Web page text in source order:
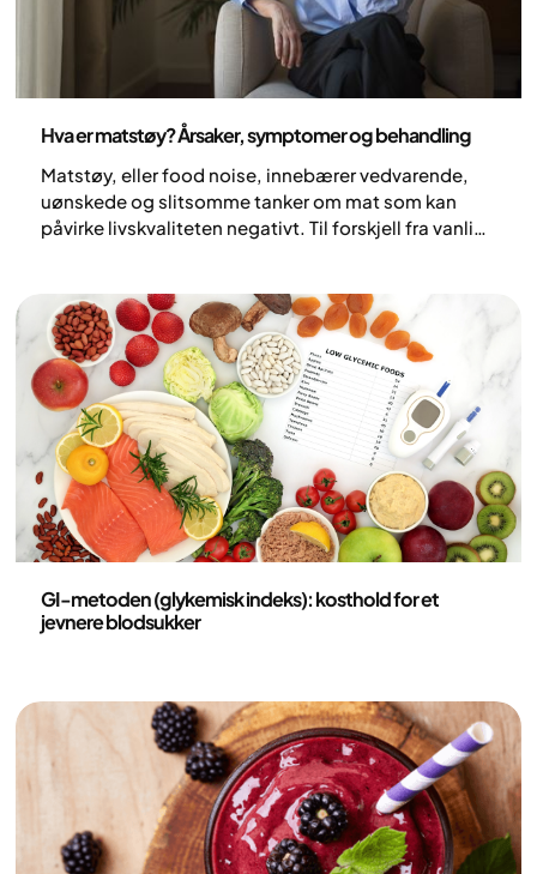
Hva er matstøy? Årsaker, symptomer og behandling
Matstøy, eller food noise, innebærer vedvarende,
uønskede og slitsomme tanker om mat som kan
påvirke livskvaliteten negativt. Til forskjell fra vanlige
sug som regler, tider og kontroll. Matstøy er et
relativt nytt begrep innen forskningen og setter ord
på noe som mange lenge har kjent på.
GI-metoden (glykemisk indeks): kosthold for et
jevnere blodsukker